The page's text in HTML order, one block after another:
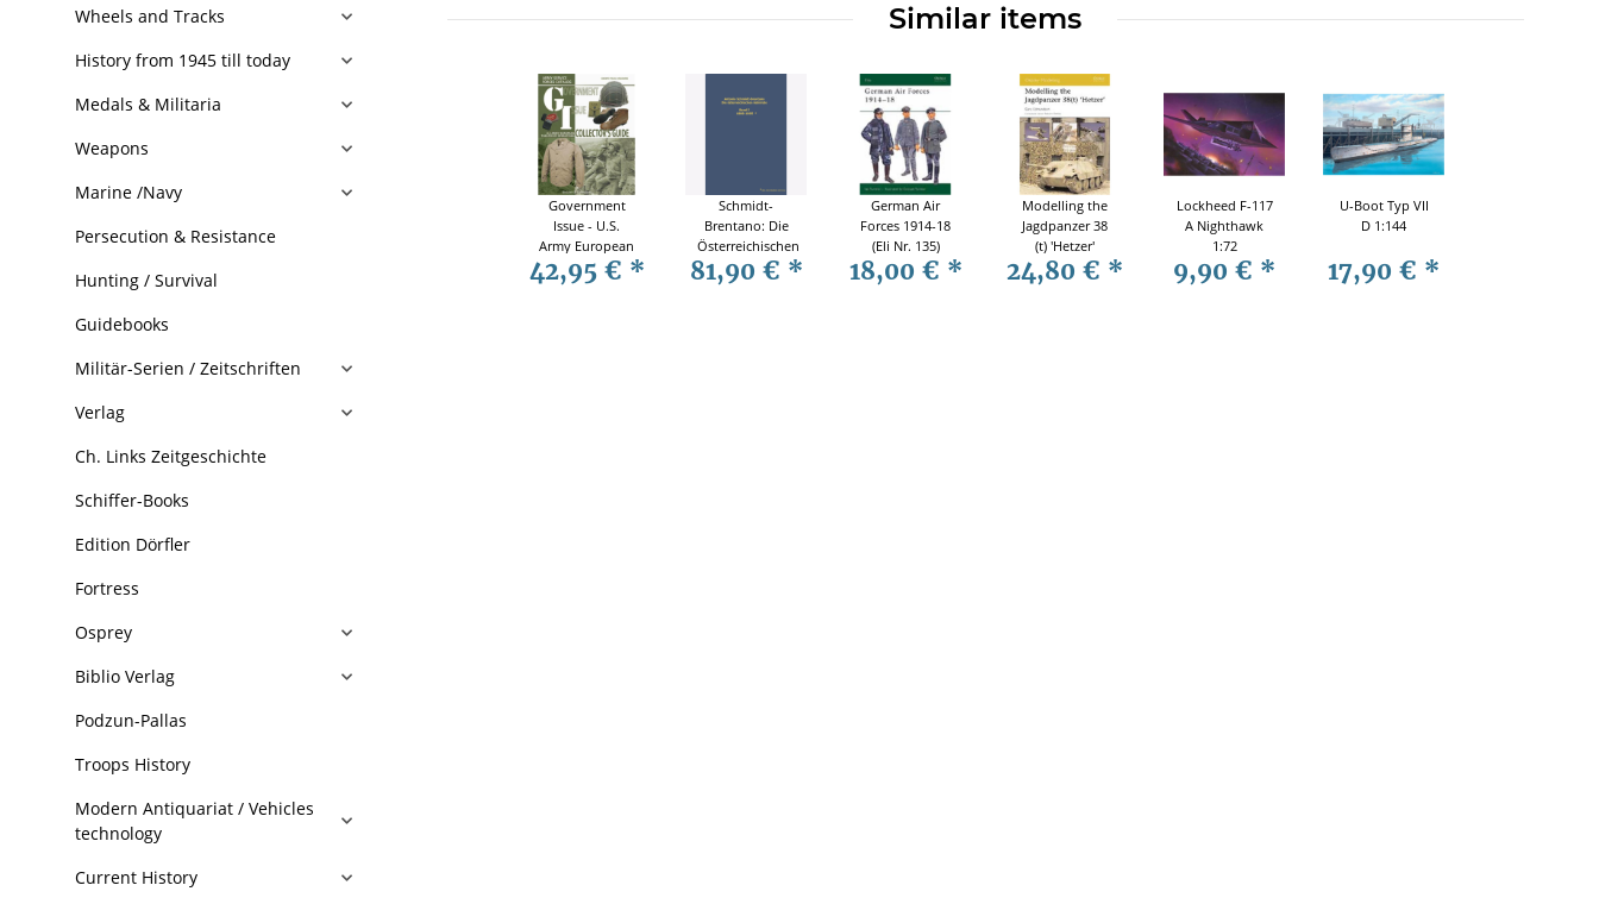
Similar items
Government
Issue - U.S.
Army European
Theater of
Operations Coll
42,95 € *
Schmidt-
Brentano: Die
Österreichischen
Admirale Band
1 / 1808-1895
81,90 € *
German Air
Forces 1914-18
(Eli Nr. 135)
18,00 € *
Modelling the
Jagdpanzer 38
(t) 'Hetzer'
(MOD Nr. 10)
24,80 € *
Lockheed F-117
A Nighthawk
1:72
9,90 € *
U-Boot Typ VII
D 1:144
17,90 € *
Wheels and Tracks
History from 1945 till today
Medals & Militaria
Weapons
Marine /Navy
Persecution & Resistance
Hunting / Survival
Guidebooks
Militär-Serien / Zeitschriften
Verlag
Ch. Links Zeitgeschichte
Schiffer-Books
Edition Dörfler
Fortress
Osprey
Biblio Verlag
Podzun-Pallas
Troops History
Modern Antiquariat / Vehicles
technology
Current History